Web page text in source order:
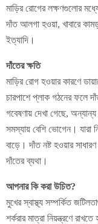
মাড়ির রোগের লক্ষণগুলোর
দাঁত আলগা হওয়া, খাবারে
ইত্যাদি।
দাঁতের ক্ষতি
মাড়ির রোগ হওয়ার কারণে
চারপাশে প্লাক গঠনের ফলে
গবেষণায় দেখা গেছে,
সমস্যায় বেশি ভোগেন। যারা
বাড়ে। দাঁত নষ্ট হওয়ার
দাঁতের ব্যথা।
আপনার কি করা উচিত?
মুখের স্বাস্থ্য সম্পর্কিত
শর্করার মাত্রা নিয়ন্ত্রণে